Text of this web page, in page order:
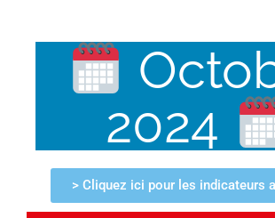
2024
> Cliquez ici pour les indicateurs